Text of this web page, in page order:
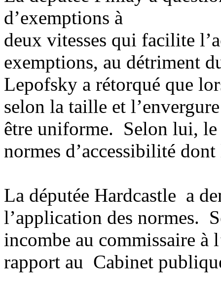
d’exemptions à
deux vitesses qui facilite
exemptions, au détriment
Lepofsky a rétorqué que
selon la taille et
être uniforme. Selon lui, le
normes d’accessibilité
La députée Hardcastle a
l’application des normes.
incombe au commissaire à
rapport au Cabinet